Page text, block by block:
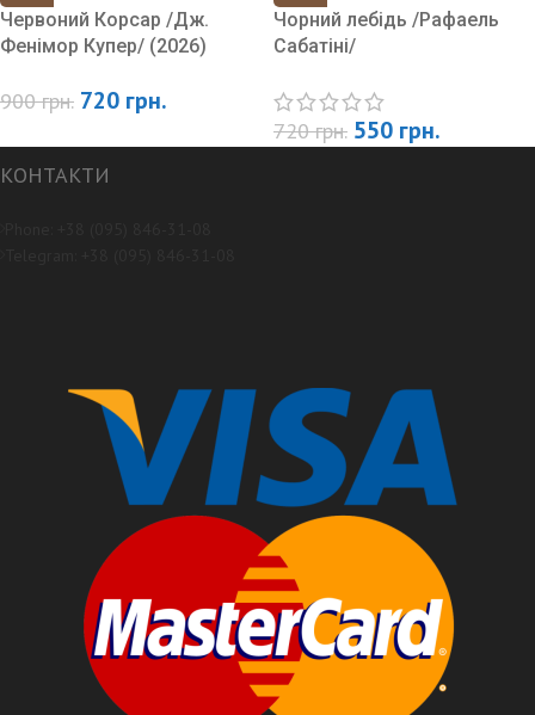
Червоний Корсар /Дж.
Фенімор Купер/ (2026)
900грн. 720 грн.
Чорний лебідь /Рафаель
Сабатіні/
720грн. 550 грн.
КОНТАКТИ